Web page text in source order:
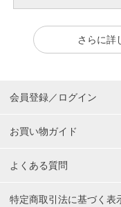
さらに詳
会員登録／ログイン
お買い物ガイド
よくある質問
特定商取引法に基づく表